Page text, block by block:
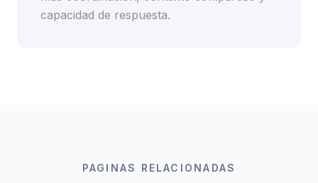
capacidad de respuesta.
PAGINAS RELACIONADAS